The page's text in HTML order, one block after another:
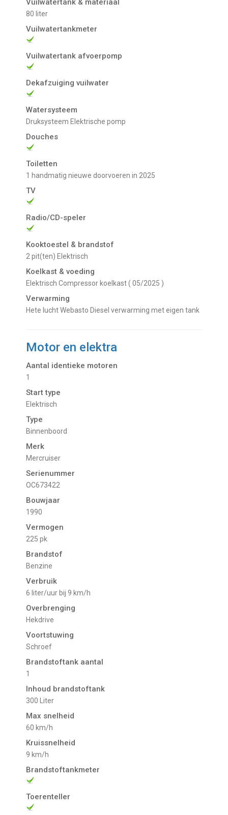
Vuilwatertank & materiaal
80 liter
Vuilwatertankmeter
Vuilwatertank afvoerpomp
Dekafzuiging vuilwater
Watersysteem
Druksysteem Elektrische pomp
Douches
Toiletten
1 handmatig nieuwe doorvoeren in 2025
TV
Radio/CD-speler
Kooktoestel & brandstof
2 pit(ten) Elektrisch
Koelkast & voeding
Elektrisch Compressor koelkast ( 05/2025 )
Verwarming
Hete lucht Webasto Diesel verwarming met eigen tank
Motor en elektra
Aantal identieke motoren
1
Start type
Elektrisch
Type
Binnenboord
Merk
Mercruiser
Serienummer
OC673422
Bouwjaar
1990
Vermogen
225 pk
Brandstof
Benzine
Verbruik
6 liter/uur bij 9 km/h
Overbrenging
Hekdrive
Voortstuwing
schroef
Brandstoftank aantal
1
Inhoud brandstoftank
300 Liter
Max snelheid
60 km/h
Kruissnelheid
9 km/h
Brandstoftankmeter
Toerenteller